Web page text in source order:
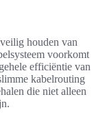
houden van
voorkomt
efficiëntie van
kabelrouting
die niet alleen